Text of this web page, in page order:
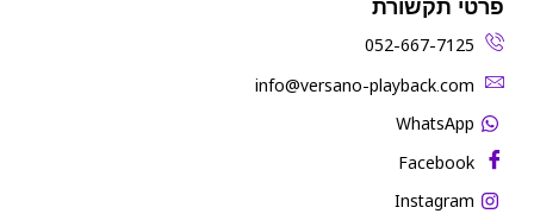
פרטי תקשורת
052-667-7125
‫info@versano-playback.com‬
WhatsApp
Facebook
Instagram